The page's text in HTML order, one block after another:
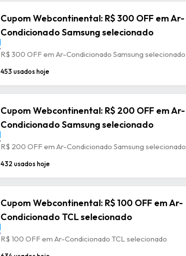
Cupom Webcontinental: R$ 300 OFF em Ar-
Condicionado Samsung selecionado
R$ 300 OFF em Ar-Condicionado Samsung selecionado
453 usados hoje
Cupom Webcontinental: R$ 200 OFF em Ar-
Condicionado Samsung selecionado
R$ 200 OFF em Ar-Condicionado Samsung selecionado
432 usados hoje
Cupom Webcontinental: R$ 100 OFF em Ar-
Condicionado TCL selecionado
R$ 100 OFF em Ar-Condicionado TCL selecionado